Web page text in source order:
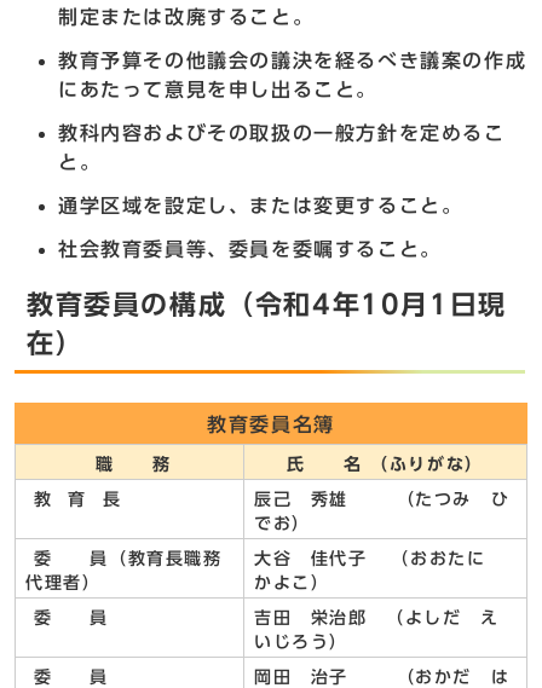
制定または改廃すること。
教育予算その他議会の議決を経るべき議案の作成
にあたって意見を申し出ること。
教科内容およびその取扱の一般方針を定めるこ
と。
通学区域を設定し、または変更すること。
社会教育委員等、委員を委嘱すること。
教育委員の構成（令和4年10月1日現
在）
教育委員名簿
職 務 氏 名 （ふりがな）
教 育 長
辰己 秀雄 （たつみ ひ
でお）
委 員（教育長職務
代理者）
大谷 佳代子 （おおたに
かよこ）
委 員
吉田 栄治郎 （よしだ え
いじろう）
委 員
岡田 治子 （おかだ は